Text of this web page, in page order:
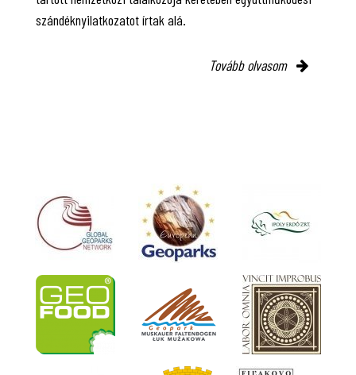
szándéknyilatkozatot írtak alá.
Tovább olvasom